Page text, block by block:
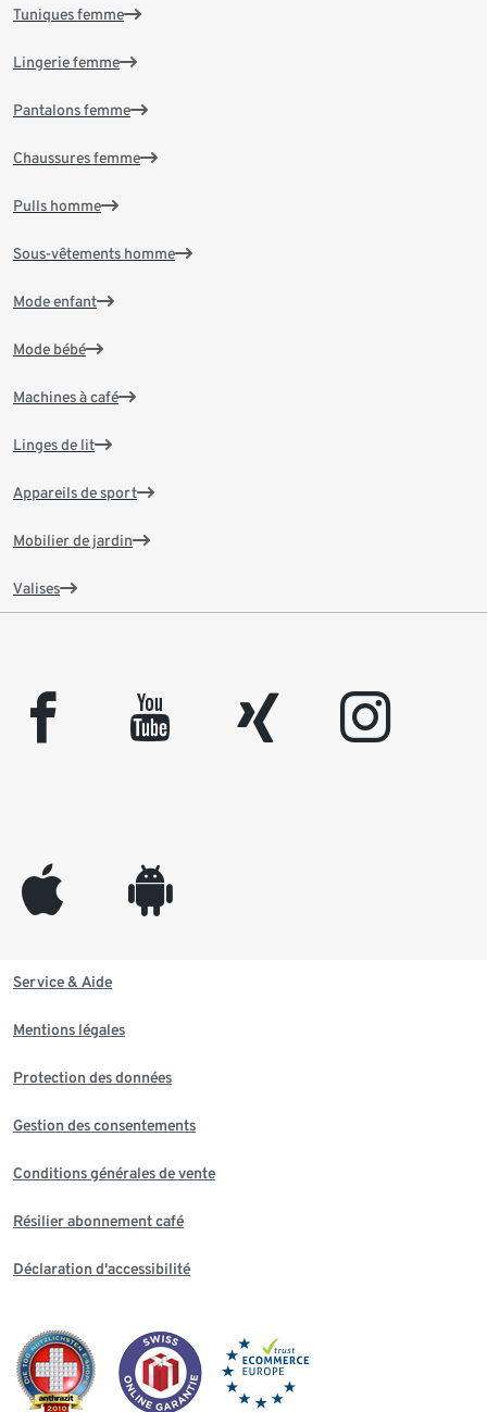
Tuniques femme
Lingerie femme
Pantalons femme
Chaussures femme
Pulls homme
Sous-vêtements homme
Mode enfant
Mode bébé
Machines à café
Linges de lit
Appareils de sport
Mobilier de jardin
Valises
facebook youtube xing instagram
appleinc android
Service & Aide
Mentions légales
Protection des données
Gestion des consentements
Conditions générales de vente
Résilier abonnement café
Déclaration d'accessibilité